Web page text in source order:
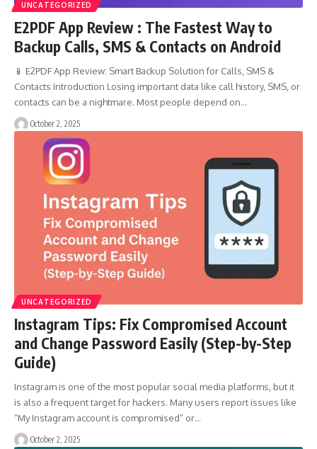
UNCATEGORIZED
E2PDF App Review : The Fastest Way to
Backup Calls, SMS & Contacts on Android
📱 E2PDF App Review: Smart Backup Solution for Calls, SMS &
Contacts Introduction Losing important data like call history, SMS, or
contacts can be a nightmare. Most people depend on…
October 2, 2025
UNCATEGORIZED
Instagram Tips: Fix Compromised Account
and Change Password Easily (Step-by-Step
Guide)
Instagram is one of the most popular social media platforms, but it
is also a frequent target for hackers. Many users report issues like
“My Instagram account is compromised” or…
October 2, 2025